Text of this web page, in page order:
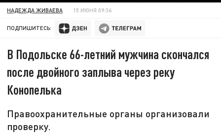
НАДЕЖДА ЖИВАЕВА 15 ИЮНЯ 09:36
ПОДПИШИТЕСЬ:
В Подольске 66-летний мужчина скончался
после двойного заплыва через реку
Конопелька
Правоохранительные органы организовали
проверку.